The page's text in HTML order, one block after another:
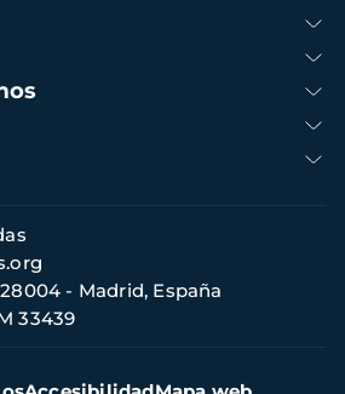
- Madrid, España
33439